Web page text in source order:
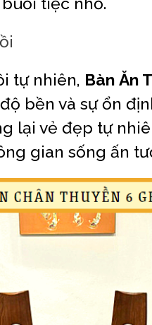
tự nhiên, Bàn Ăn
bền và sự ổn
lại vẻ đẹp tự
gian sống ấn